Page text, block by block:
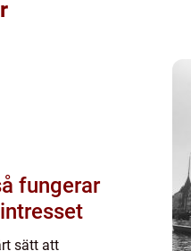
sätt att